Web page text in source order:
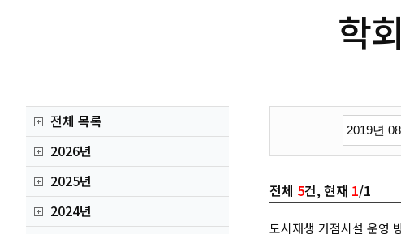
학
전체 목록
2026년
2025년
2024년
전체 5건, 현재 1/1
도시재생 거점시설 운영